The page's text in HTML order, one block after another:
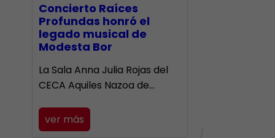
​Concierto Raíces
Profundas honró el
legado musical de
Modesta Bor
La Sala Anna Julia Rojas del
CECA Aquiles Nazoa de…
ver más